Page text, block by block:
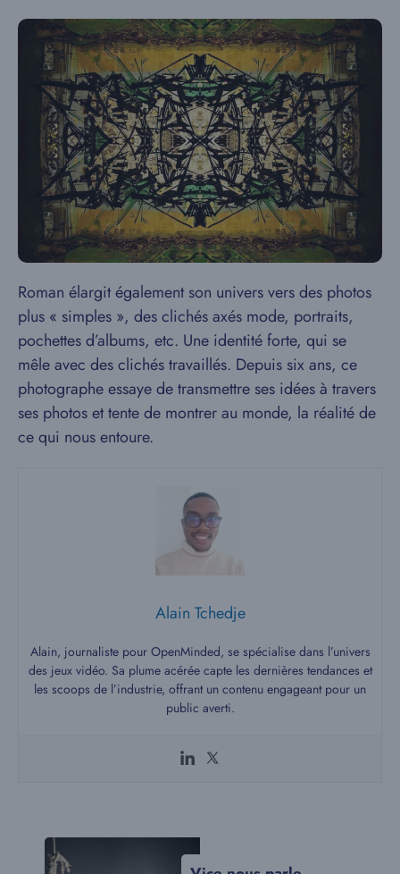
Roman élargit également son univers vers des photos
plus « simples », des clichés axés mode, portraits,
pochettes d’albums, etc. Une identité forte, qui se
mêle avec des clichés travaillés. Depuis six ans, ce
photographe essaye de transmettre ses idées à travers
ses photos et tente de montrer au monde, la réalité de
ce qui nous entoure.
Alain Tchedje
Alain, journaliste pour OpenMinded, se spécialise dans l’univers
des jeux vidéo. Sa plume acérée capte les dernières tendances et
les scoops de l’industrie, offrant un contenu engageant pour un
public averti.